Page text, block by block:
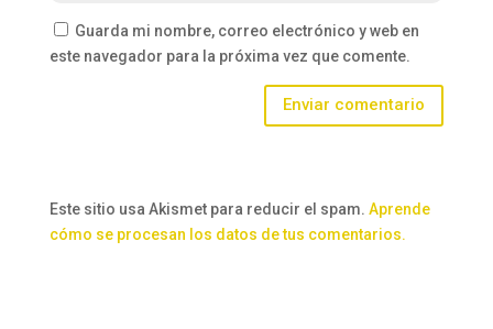
Guarda mi nombre, correo electrónico y web en
este navegador para la próxima vez que comente.
Enviar comentario
Este sitio usa Akismet para reducir el spam. Aprende
cómo se procesan los datos de tus comentarios.